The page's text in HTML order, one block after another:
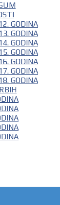
GODINA
GODINA
GODINA
GODINA
GODINA
GODINA
GODINA